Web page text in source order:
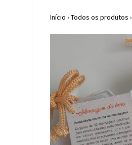
Início › Todos os produtos ›